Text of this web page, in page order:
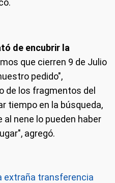
de encubrir la
que cierren 9 de Julio
pedido",
de los fragmentos del
tiempo en la búsqueda,
nene lo pueden haber
agregó.
extraña transferencia